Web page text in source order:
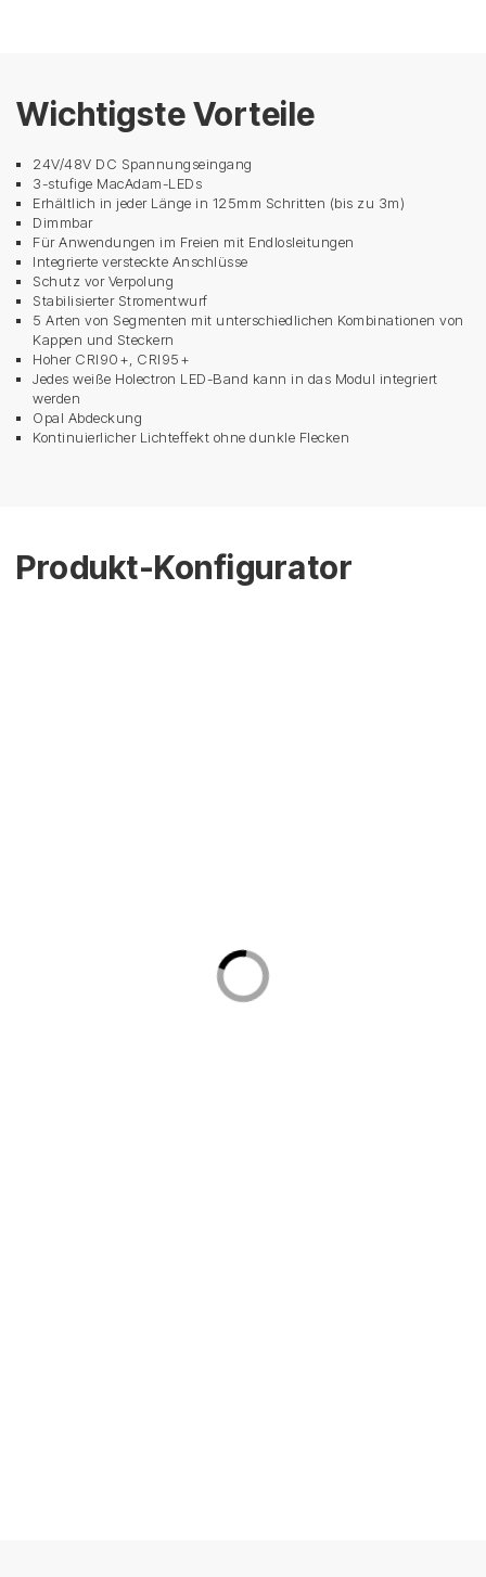
Wichtigste Vorteile
24V/48V DC Spannungseingang
3-stufige MacAdam-LEDs
Erhältlich in jeder Länge in 125mm Schritten (bis zu 3m)
Dimmbar
Für Anwendungen im Freien mit Endlosleitungen
Integrierte versteckte Anschlüsse
Schutz vor Verpolung
Stabilisierter Stromentwurf
5 Arten von Segmenten mit unterschiedlichen Kombinationen von
Kappen und Steckern
Hoher CRI90+, CRI95+
Jedes weiße Holectron LED-Band kann in das Modul integriert
werden
Opal Abdeckung
Kontinuierlicher Lichteffekt ohne dunkle Flecken
Produkt-Konfigurator